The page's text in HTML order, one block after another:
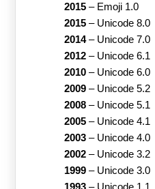
2015– Emoji 1.0
2015– Unicode 8.0
2014– Unicode 7.0
2012– Unicode 6.1
2010– Unicode 6.0
2009– Unicode 5.2
2008– Unicode 5.1
2005– Unicode 4.1
2003– Unicode 4.0
2002– Unicode 3.2
1999– Unicode 3.0
1993– Unicode 1.1